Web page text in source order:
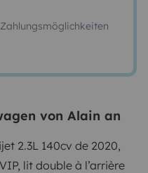
von Alain an
2.3L 140cv de 2020,
lit double à l’arrière